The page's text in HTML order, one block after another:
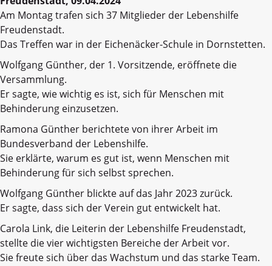
Am Montag trafen sich 37 Mitglieder der Lebenshilfe
Freudenstadt.
Das Treffen war in der Eichenäcker-Schule in Dornstetten.
Wolfgang Günther, der 1. Vorsitzende, eröffnete die
Versammlung.
Er sagte, wie wichtig es ist, sich für Menschen mit
Behinderung einzusetzen.
Ramona Günther berichtete von ihrer Arbeit im
Bundesverband der Lebenshilfe.
Sie erklärte, warum es gut ist, wenn Menschen mit
Behinderung für sich selbst sprechen.
Wolfgang Günther blickte auf das Jahr 2023 zurück.
Er sagte, dass sich der Verein gut entwickelt hat.
Carola Link, die Leiterin der Lebenshilfe Freudenstadt,
stellte die vier wichtigsten Bereiche der Arbeit vor.
Sie freute sich über das Wachstum und das starke Team.